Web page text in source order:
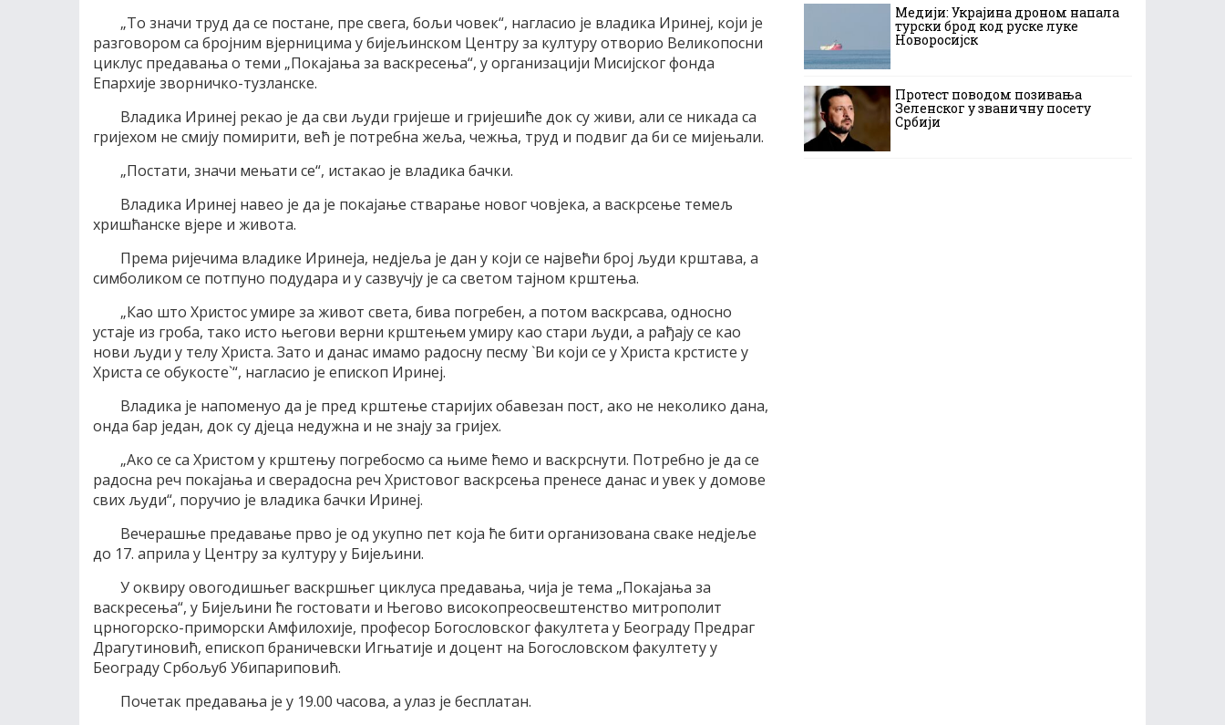
„То значи труд да се постане, пре свега, бољи човек“, нагласио је владика Иринеј, који је
разговором са бројним вјерницима у бијељинском Центру за културу отворио Великопосни
циклус предавања о теми „Покајања за васкресења“, у организацији Мисијског фонда
Епархије зворничко-тузланске.
Владика Иринеј рекао је да сви људи гријеше и гријешиће док су живи, али се никада са
гријехом не смију помирити, већ је потребна жеља, чежња, труд и подвиг да би се мијењали.
„Постати, значи мењати се“, истакао је владика бачки.
Владика Иринеј навео је да је покајање стварање новог човјека, а васкрсење темељ
хришћанске вјере и живота.
Према ријечима владике Иринеја, недјеља је дан у који се највећи број људи крштава, а
симболиком се потпуно подудара и у сазвучју је са светом тајном крштења.
„Као што Христос умире за живот света, бива погребен, а потом васкрсава, односно
устаје из гроба, тако исто његови верни крштењем умиру као стари људи, а рађају се као
нови људи у телу Христа. Зато и данас имамо радосну песму `Ви који се у Христа крстисте у
Христа се обукосте`“, нагласио је епископ Иринеј.
Владика је напоменуо да је пред крштење старијих обавезан пост, ако не неколико дана,
онда бар један, док су дјеца недужна и не знају за гријех.
„Ако се са Христом у крштењу погребосмо са њиме ћемо и васкрснути. Потребно је да се
радосна реч покајања и сверадосна реч Христовог васкрсења пренесе данас и увек у домове
свих људи“, поручио је владика бачки Иринеј.
Вечерашње предавање прво је од укупно пет која ће бити организована сваке недјеље
до 17. априла у Центру за културу у Бијељини.
У оквиру овогодишњег васкршњег циклуса предавања, чија је тема „Покајања за
васкресења“, у Бијељини ће гостовати и Његово високопреосвештенство митрополит
црногорско-приморски Амфилохије, професор Богословског факултета у Београду Предраг
Драгутиновић, епископ браничевски Игњатије и доцент на Богословском факултету у
Београду Србољуб Убипариповић.
Почетак предавања је у 19.00 часова, а улаз је бесплатан.
Медији: Украјина дроном напала
турски брод код руске луке
Новоросијск
Протест поводом позивања
Зеленског у званичну посету
Србији